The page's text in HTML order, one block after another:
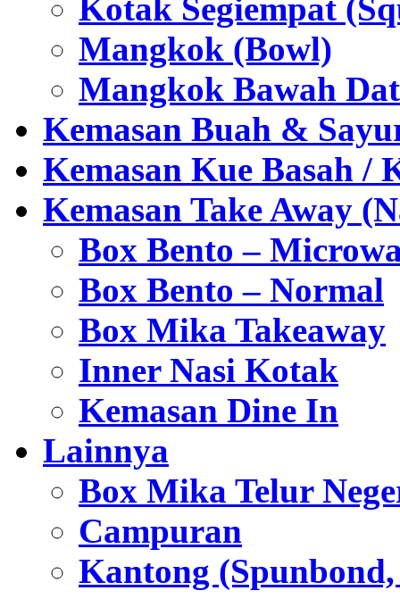
Kotak Segiempat
Mangkok (Bowl)
Mangkok Bawah
Kemasan Buah &
Kemasan Kue Basah /
Kemasan Take Away
Box Bento –
Box Bento – Normal
Box Mika Takeaway
Inner Nasi Kotak
Kemasan Dine In
Lainnya
Box Mika Telur
Campuran
Kantong